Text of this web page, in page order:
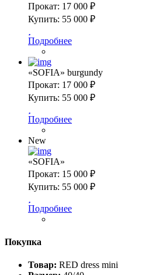
Прокат: 17 000 ₽
Купить: 55 000 ₽
Подробнее
«SOFIA» burgundy
Прокат: 17 000 ₽
Купить: 55 000 ₽
Подробнее
New
«SOFIA»
Прокат: 15 000 ₽
Купить: 55 000 ₽
Подробнее
Покупка
Товар: RED dress mini